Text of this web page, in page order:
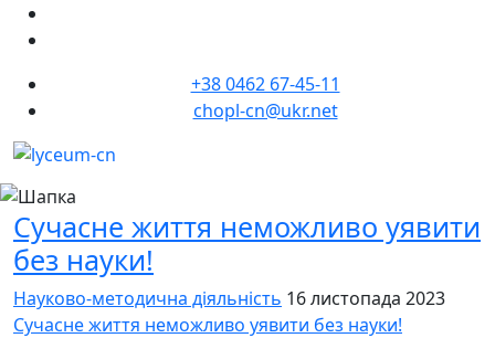
+38 0462 67-45-11
chopl-cn@ukr.net
Сучасне життя неможливо уявити
без науки!
Науково-методична діяльність 16 листопада 2023
Сучасне життя неможливо уявити без науки!